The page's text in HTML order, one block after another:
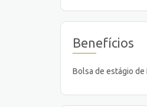
Benefícios
Bolsa de estágio de